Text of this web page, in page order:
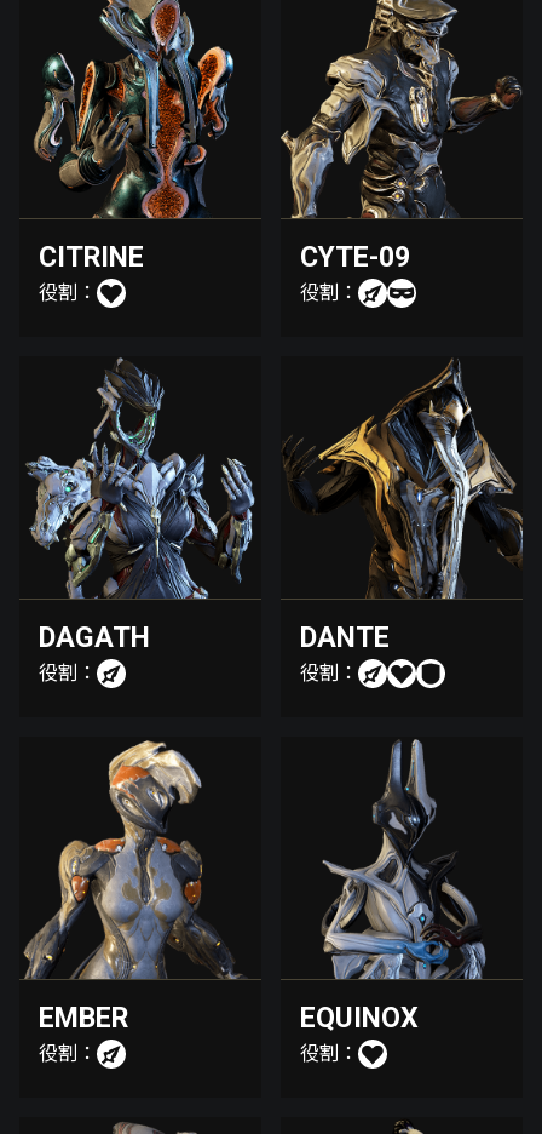
CITRINE
役割：
CYTE-09
役割：
DAGATH
役割：
DANTE
役割：
EMBER
役割：
EQUINOX
役割：